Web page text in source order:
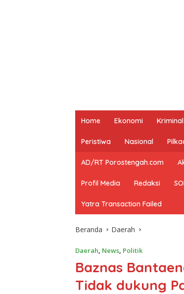
Home Ekonomi Kriminal
Peristiwa Nasional
AD/RT Porostengah.com
Profil Media Redaksi
Yatra Transaction Failed
Beranda Daerah
Daerah, News, Politik
Baznas
Tidak dukung